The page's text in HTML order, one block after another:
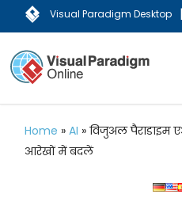
Visual Paradigm Desktop |
Home »AI »विजुअल पैराडाइम
आरेखों में बदलें